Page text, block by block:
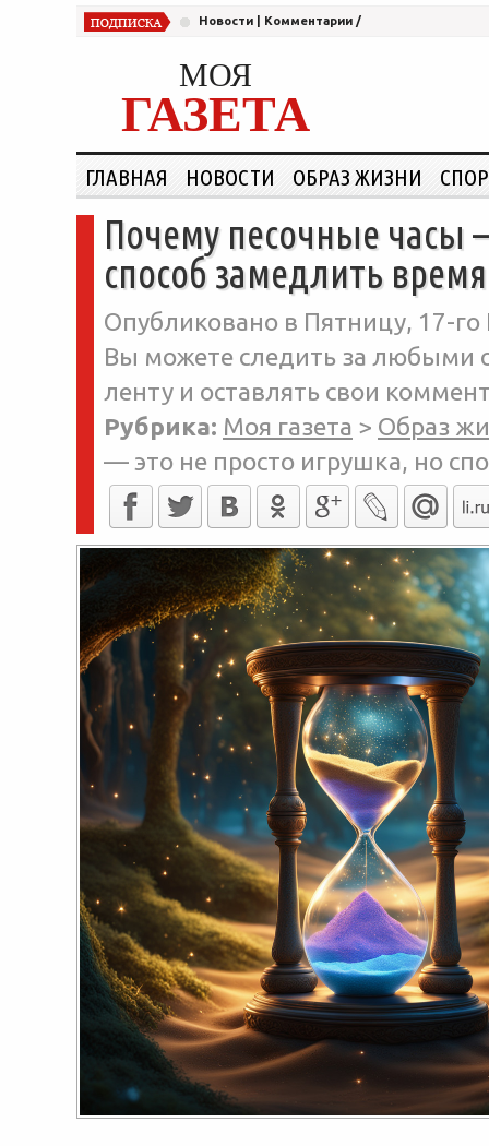
Новости Комментарии /
МОЯ
ГАЗЕТА
ГЛАВНАЯ НОВОСТИ ОБРАЗ ЖИЗНИ
Почему песочные часы
способ замедлить время
Опубликовано в Пятницу, 17-го
Вы можете следить за любыми
ленту и оставлять свои
Рубрика: Моя газета > Образ
— это не просто игрушка, но